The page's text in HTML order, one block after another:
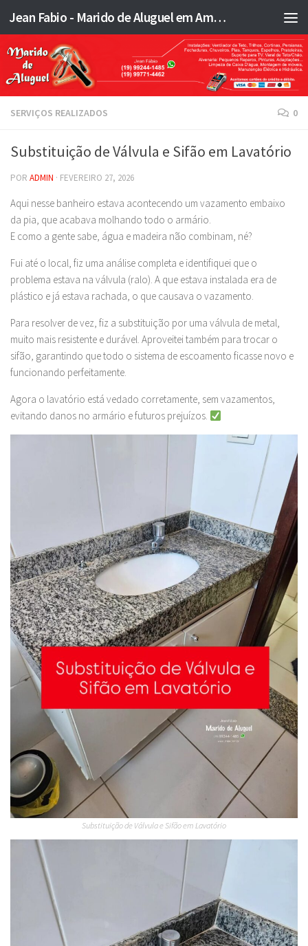
Skip to content Jean Fabio - Marido de Aluguel em Americana SP e região - JFMA
SERVIÇOS REALIZADOS 0
Substituição de Válvula e Sifão em Lavatório
POR ADMIN · FEVEREIRO 27, 2026
Aqui nesse banheiro estava acontecendo um vazamento embaixo
da pia, que acabava molhando todo o armário.
E como a gente sabe, água e madeira não combinam, né?
Fui até o local, fiz uma análise completa e identifiquei que o
problema estava na válvula (ralo). A que estava instalada era de
plástico e já estava rachada, o que causava o vazamento.
Para resolver de vez, fiz a substituição por uma válvula de metal,
muito mais resistente e durável. Aproveitei também para trocar o
sifão, garantindo que todo o sistema de escoamento ficasse novo e
funcionando perfeitamente.
Agora o lavatório está vedado corretamente, sem vazamentos,
evitando danos no armário e futuros prejuízos.
Substituição de Válvula e Sifão em Lavatório